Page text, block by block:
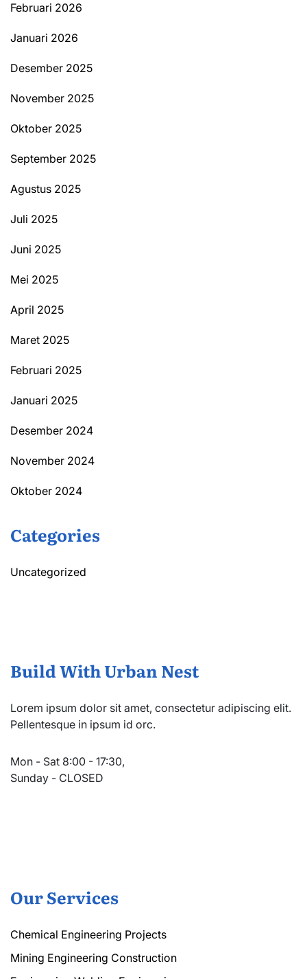
Februari 2026
Januari 2026
Desember 2025
November 2025
Oktober 2025
September 2025
Agustus 2025
Juli 2025
Juni 2025
Mei 2025
April 2025
Maret 2025
Februari 2025
Januari 2025
Desember 2024
November 2024
Oktober 2024
Categories
Uncategorized
Build With Urban Nest
Lorem ipsum dolor sit amet, consectetur adipiscing elit.
Pellentesque in ipsum id orc.
Mon - Sat 8:00 - 17:30,
Sunday - CLOSED
Our Services
Chemical Engineering Projects
Mining Engineering Construction